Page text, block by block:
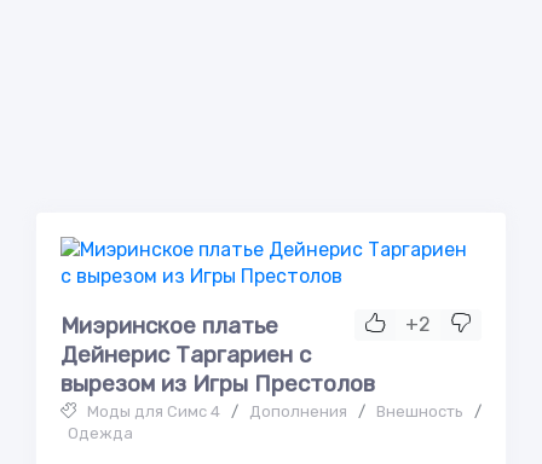
+2
Миэринское платье
Дейнерис Таргариен с
вырезом из Игры Престолов
Моды для Симс 4 / Дополнения / Внешность
/
Одежда